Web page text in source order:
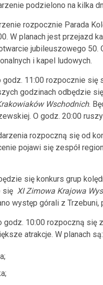
podzielono na kilka
rozpocznie Parada
W planach jest przejazd
jubileuszowego 50.
i kapel ludowych.
11:00 rozpocznie się
godzinach odbędzie
Wschodnich.
O godz. 20:00
rozpoczną się od
pojawi się zespół
się konkurs grup
się XI Zimowa Krajowa
występ górali z
godz. 10:00 rozpoczną się
atrakcje. W planach są: